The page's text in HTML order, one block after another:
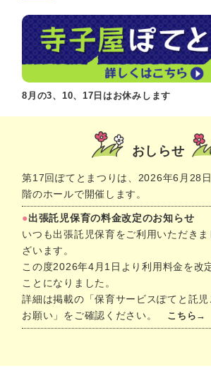
8月の3、10、17日はお休みします
おしらせ
第17回ぽてとまつりは、2026年6月28
階のホールで開催します。
●出張託児保育の料金改定のお知らせ
いつも出張託児保育をご利用いただき
ざいます。
この度2026年4月1日より利用料金を改
ことになりました。
詳細は掲載の「保育サービスぽてと託
お願い」をご確認ください。
こちら→